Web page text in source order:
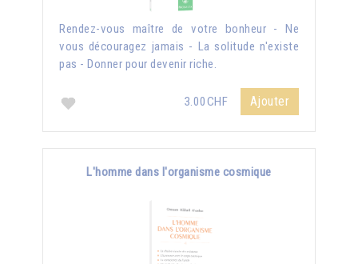
Rendez-vous maître de votre bonheur - Ne
vous découragez jamais - La solitude n'existe
pas - Donner pour devenir riche.
3.00CHF Ajouter
L'homme dans l'organisme cosmique